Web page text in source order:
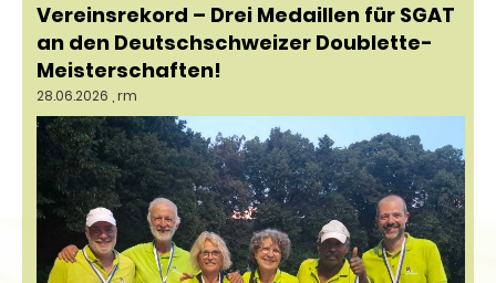
Vereinsrekord – Drei Medaillen für SGAT
an den Deutschschweizer Doublette-
Meisterschaften!
28.06.2026 , rm